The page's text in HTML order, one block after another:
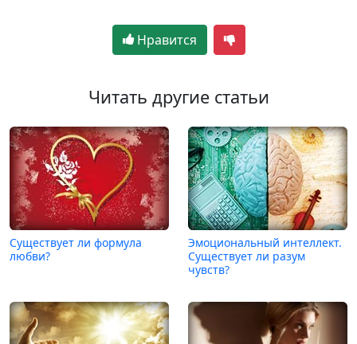
Нравится
Читать другие статьи
Существует ли формула
любви?
Эмоциональный интеллект.
Существует ли разум
чувств?